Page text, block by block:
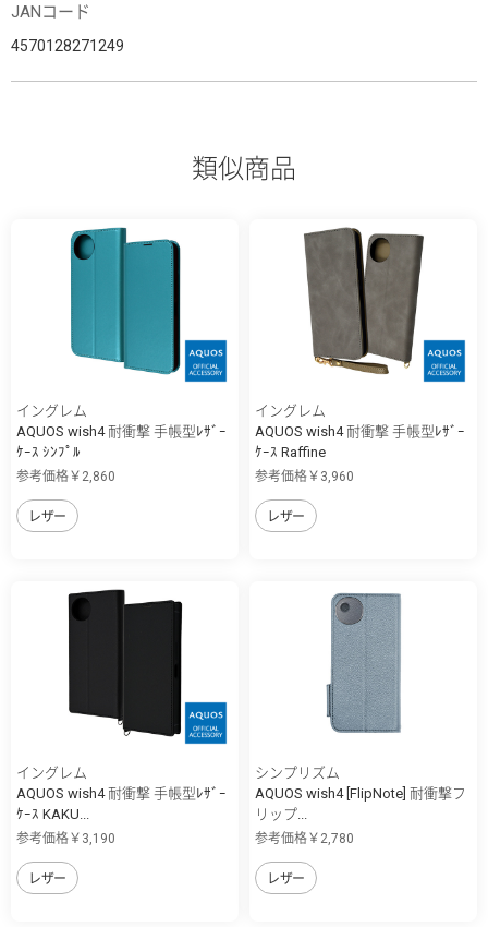
JANコード
4570128271249
類似商品
イングレム
AQUOS wish4 耐衝撃 手帳型ﾚｻﾞｰ
ｹｰｽ ｼﾝﾌﾟﾙ
参考価格￥2,860
レザー
イングレム
AQUOS wish4 耐衝撃 手帳型ﾚｻﾞｰ
ｹｰｽ Raffine
参考価格￥3,960
レザー
イングレム
AQUOS wish4 耐衝撃 手帳型ﾚｻﾞｰ
ｹｰｽ KAKU...
参考価格￥3,190
レザー
シンプリズム
AQUOS wish4 [FlipNote] 耐衝撃フ
リップ...
参考価格￥2,780
レザー